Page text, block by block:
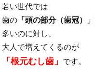
若い世代では
歯の 「頭の部分（歯冠）」
多いのに対し、
大人で増えてくるのが
「根元むし歯」 です。